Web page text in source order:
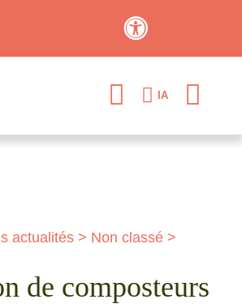
IA
actualités > Non classé >
de composteurs